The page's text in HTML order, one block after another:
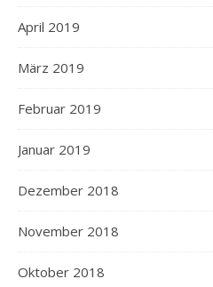
April 2019
März 2019
Februar 2019
Januar 2019
Dezember 2018
November 2018
Oktober 2018